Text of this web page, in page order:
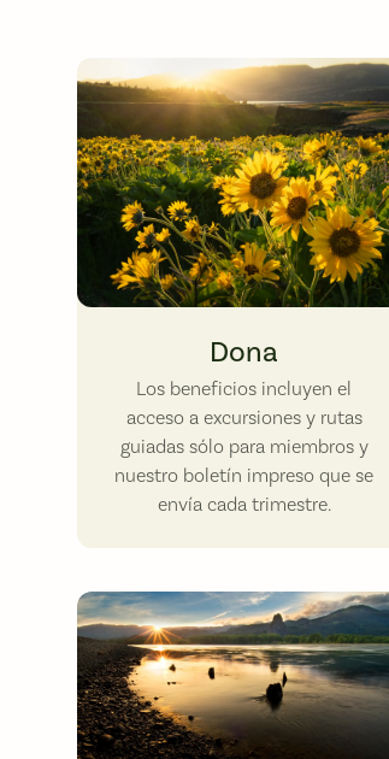
Dona
Los beneficios incluyen el
acceso a excursiones y rutas
guiadas sólo para miembros y
nuestro boletín impreso que se
envía cada trimestre.